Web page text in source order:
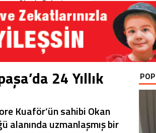
Okurla Buluştu
24 Yıllık
Kuaför’ün sahibi Okan
alanında uzmanlaşmış bir